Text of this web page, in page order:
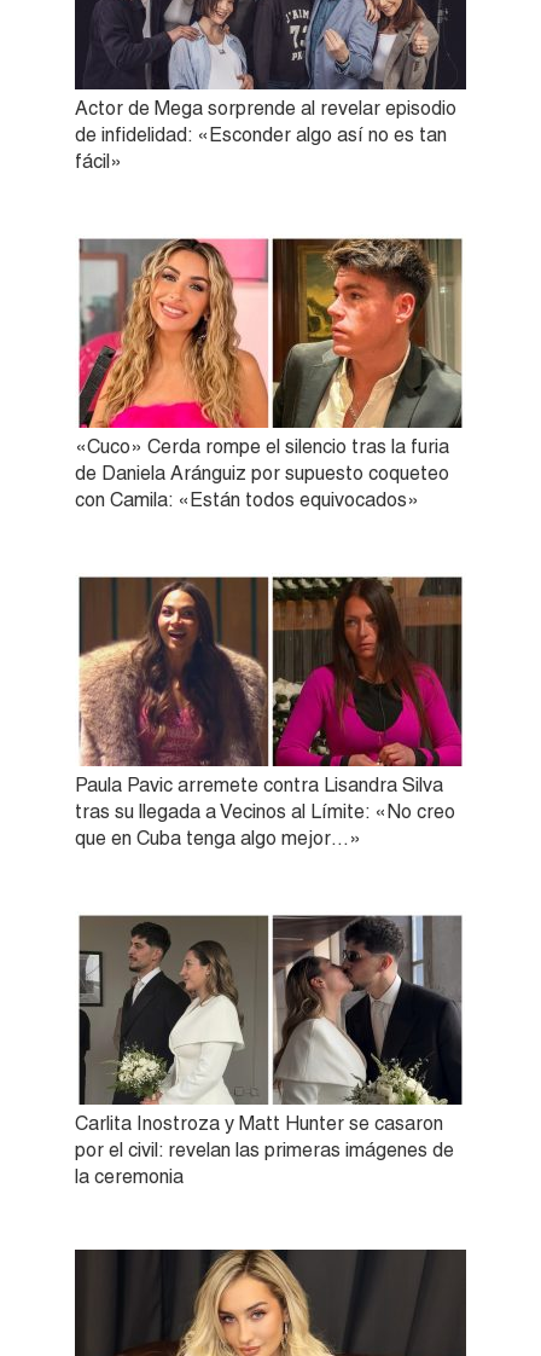
Actor de Mega sorprende al revelar episodio
de infidelidad: «Esconder algo así no es tan
fácil»
«Cuco» Cerda rompe el silencio tras la furia
de Daniela Aránguiz por supuesto coqueteo
con Camila: «Están todos equivocados»
Paula Pavic arremete contra Lisandra Silva
tras su llegada a Vecinos al Límite: «No creo
que en Cuba tenga algo mejor…»
Carlita Inostroza y Matt Hunter se casaron
por el civil: revelan las primeras imágenes de
la ceremonia